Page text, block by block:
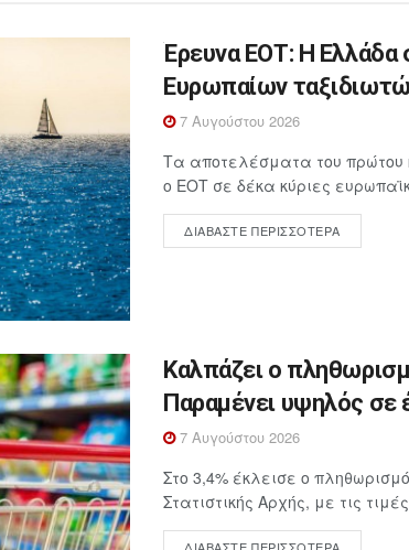
Έρευνα ΕΟΤ: Η Ελλάδα
Ευρωπαίων
7 Αυγούστου 2026
Τα αποτελέσματα του πρώτου
ο ΕΟΤ σε δέκα κύριες
ΔΙΑΒΆΣΤΕ ΠΕΡΙΣΣΌΤΕΡΑ
Καλπάζει ο
Παραμένει υψηλός σε
7 Αυγούστου 2026
Στο 3,4% έκλεισε ο
Στατιστικής Αρχής, με τις